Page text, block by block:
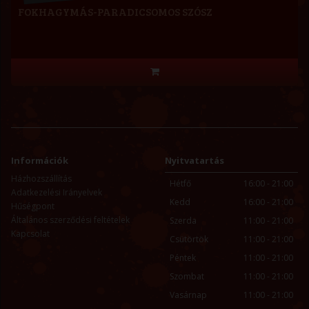
Információk
Házhozszállítás
Adatkezelési Irányelvek
Hűségpont
Általános szerződési feltételek
Kapcsolat
Nyitvatartás
Hétfő
Kedd
Szerda
Csütörtök
Péntek
Szombat
Vasárnap
16:00 - 21:00
16:00 - 21:00
11:00 - 21:00
11:00 - 21:00
11:00 - 21:00
11:00 - 21:00
11:00 - 21:00